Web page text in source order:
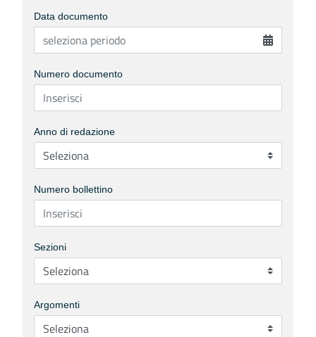
Data documento
Numero documento
Anno di redazione
Numero bollettino
Sezioni
Argomenti